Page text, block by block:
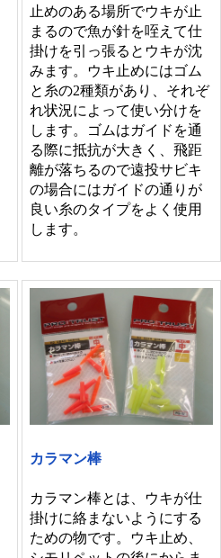
止めのある場所でウキが止
まるので魚が針を咥えて仕
掛けを引っ張るとウキが沈
みます。ウキ止めにはゴム
と糸の2種類があり、それぞ
れ状況によって使い分けを
します。ゴムはガイドを通
る際に抵抗が大きく、飛距
離が落ちるので遠投サビキ
の場合にはガイドの通りが
良い糸のタイプをよく使用
します。
カラマン棒
カラマン棒とは、ウキが仕
掛けに絡まないようにする
ための物です。ウキ止め、